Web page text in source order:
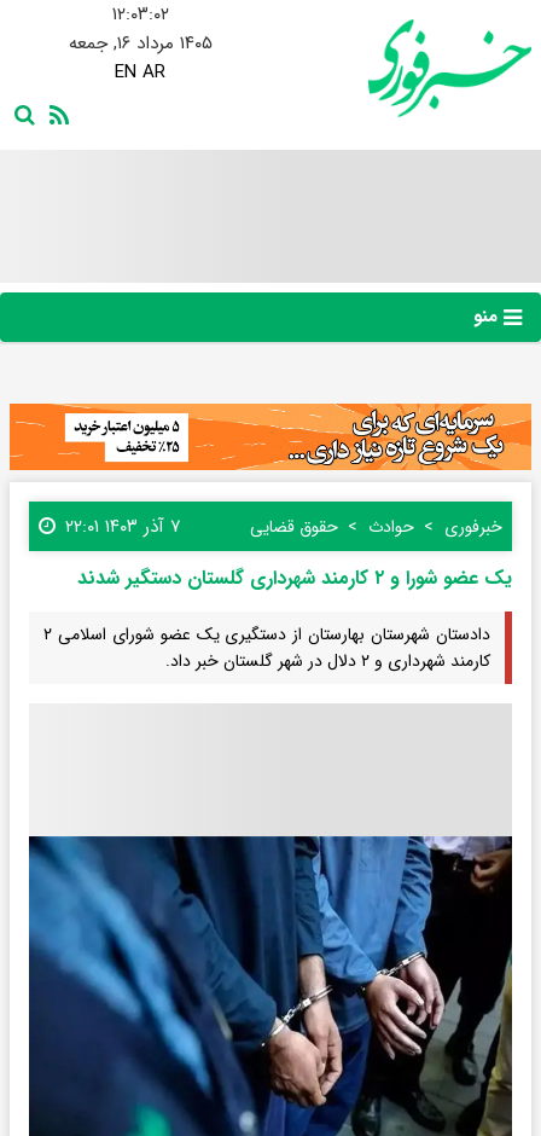
۱۲:۰۳:۰۴
۱۴۰۵ مرداد ۱۶, جمعه
EN AR
منو
خبرفوری حوادث حقوق قضایی ۷ آذر ۱۴۰۳ ۲۲:۰۱
یک عضو شورا و ۲ کارمند شهرداری گلستان دستگیر شدند
دادستان شهرستان بهارستان از دستگیری یک عضو شورای اسلامی ۲
کارمند شهرداری و ۲ دلال در شهر گلستان خبر داد.